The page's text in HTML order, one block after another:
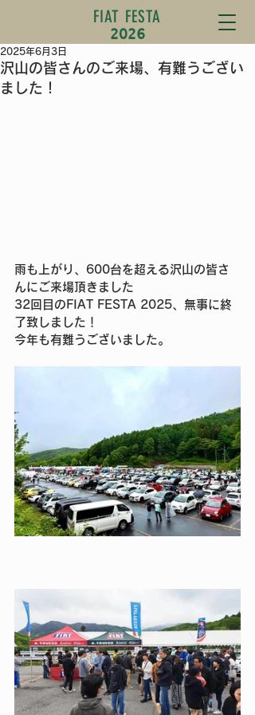
FIAT FESTA
2026
沢山の皆さんのご来場、有難うござい
ました！
2025年6月3日
雨も上がり、600台を超える沢山の皆さ
んにご来場頂きました
32回目のFIAT FESTA 2025、無事に終
了致しました！
今年も有難うございました。